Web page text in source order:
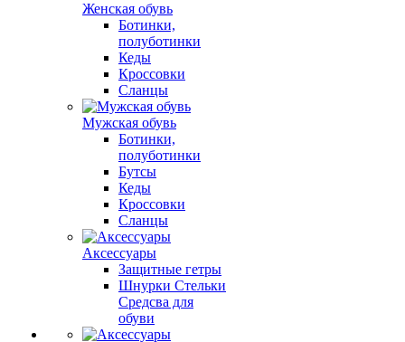
Женская обувь
Ботинки,
полуботинки
Кеды
Кроссовки
Сланцы
Мужская обувь
Ботинки,
полуботинки
Бутсы
Кеды
Кроссовки
Сланцы
Аксессуары
Защитные гетры
Шнурки Стельки
Средсва для
обуви